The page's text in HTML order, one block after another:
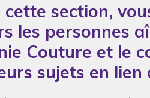
cette section,
les personnes
Couture et le
sujets en